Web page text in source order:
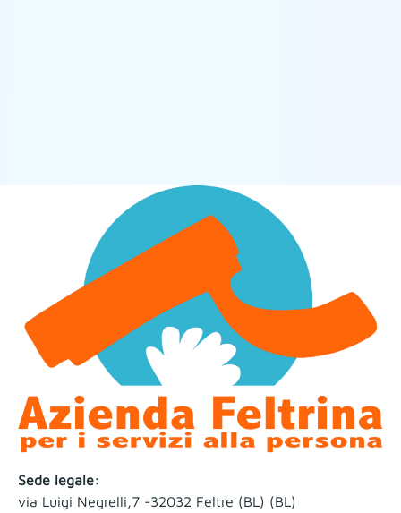
Sede legale:
via Luigi Negrelli,7 -32032 Feltre (BL) (BL)